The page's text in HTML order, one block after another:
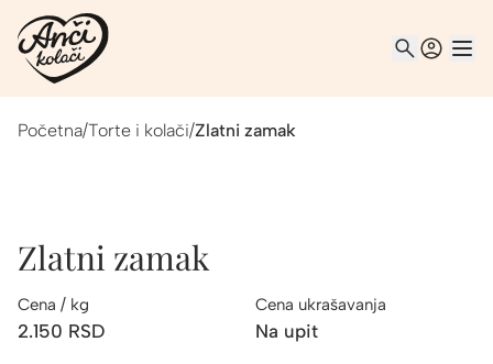
Početna/Torte i kolači/Zlatni zamak
Zlatni zamak
Cena / kg
2.150 RSD
Cena ukrašavanja
Na upit